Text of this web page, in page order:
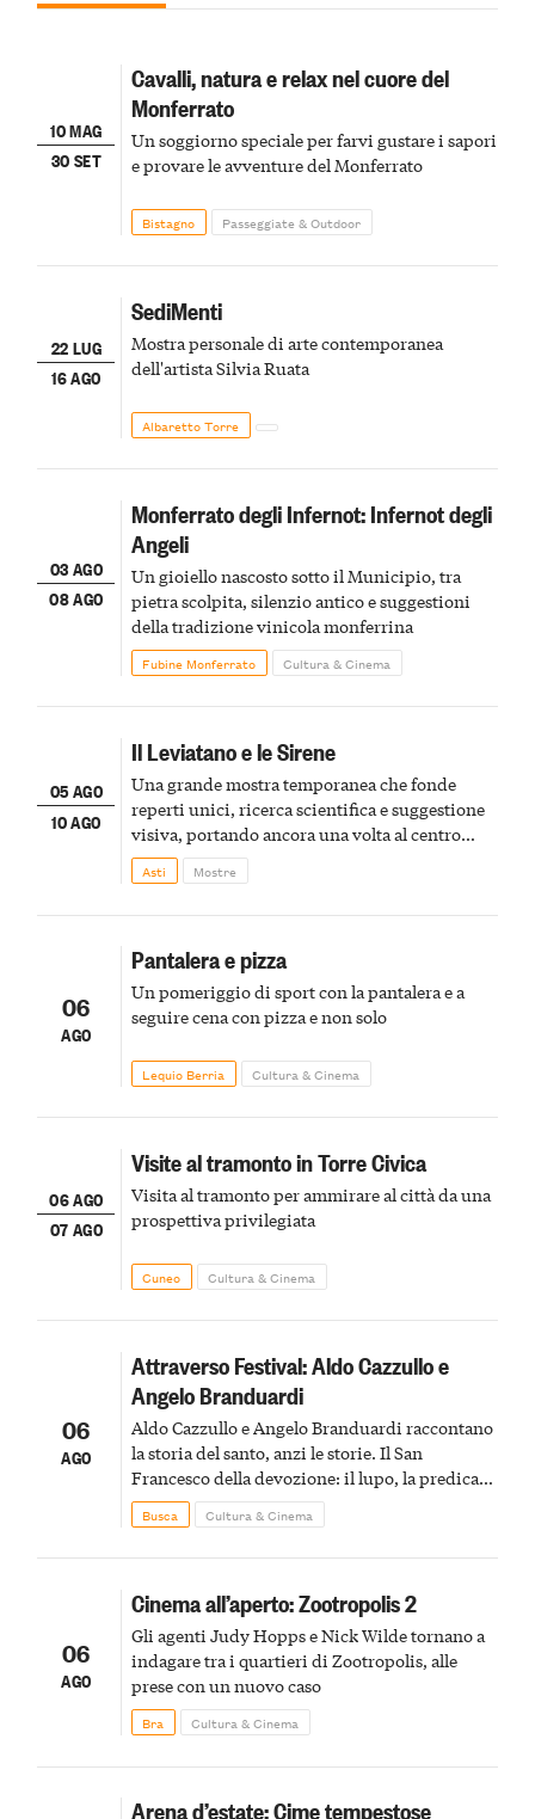
10 MAG
30 SET
Cavalli, natura e relax nel cuore del
Monferrato
Un soggiorno speciale per farvi gustare i sapori
e provare le avventure del Monferrato
Bistagno Passeggiate & Outdoor
22 LUG
16 AGO
SediMenti
Mostra personale di arte contemporanea
dell'artista Silvia Ruata
Albaretto Torre
03 AGO
08 AGO
Monferrato degli Infernot: Infernot degli
Angeli
Un gioiello nascosto sotto il Municipio, tra
pietra scolpita, silenzio antico e suggestioni
della tradizione vinicola monferrina
Fubine Monferrato Cultura & Cinema
05 AGO
10 AGO
Il Leviatano e le Sirene
Una grande mostra temporanea che fonde
reperti unici, ricerca scientifica e suggestione
visiva, portando ancora una volta al centro
della scena le meraviglie del passato astigiano
Asti Mostre
06
AGO
Pantalera e pizza
Un pomeriggio di sport con la pantalera e a
seguire cena con pizza e non solo
Lequio Berria Cultura & Cinema
06 AGO
07 AGO
Visite al tramonto in Torre Civica
Visita al tramonto per ammirare al città da una
prospettiva privilegiata
Cuneo Cultura & Cinema
06
AGO
Attraverso Festival: Aldo Cazzullo e
Angelo Branduardi
Aldo Cazzullo e Angelo Branduardi raccontano
la storia del santo, anzi le storie. Il San
Francesco della devozione: il lupo, la predica
agli uccelli, le stimmate
Busca Cultura & Cinema
06
AGO
Cinema all’aperto: Zootropolis 2
Gli agenti Judy Hopps e Nick Wilde tornano a
indagare tra i quartieri di Zootropolis, alle
prese con un nuovo caso
Bra Cultura & Cinema
Arena d’estate: Cime tempestose